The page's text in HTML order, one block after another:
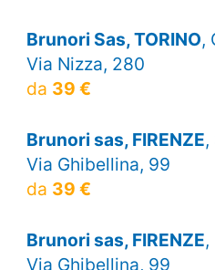
Brunori Sas, TORINO,
Via Nizza, 280
da 39 €
Brunori sas, FIRENZE
Via Ghibellina, 99
da 39 €
Brunori sas, FIRENZE
Via Ghibellina, 99